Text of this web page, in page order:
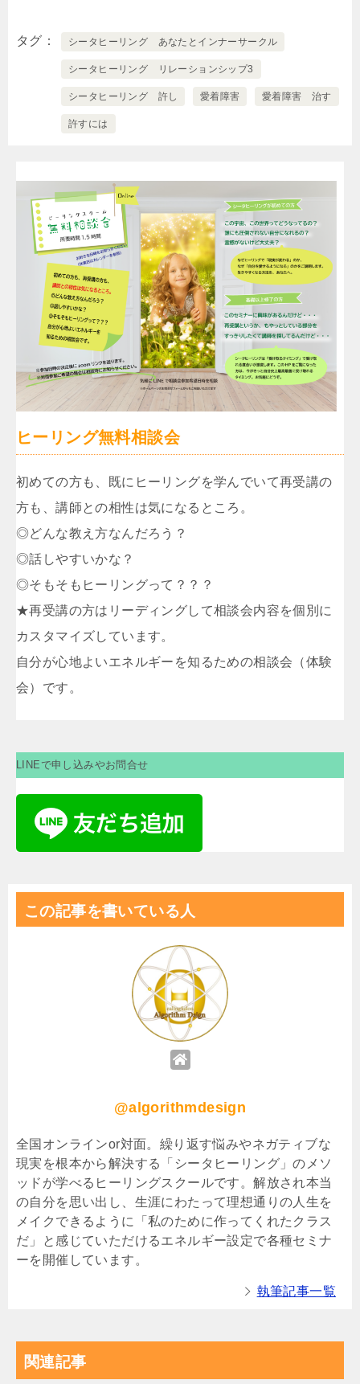
タグ シータヒーリング あなたとインナーサークル
シータヒーリング リレーションシップ3
シータヒーリング 許し 愛着障害 愛着障害 治す
許すには
ヒーリング無料相談会
初めての方も、既にヒーリングを学んでいて再受講の
方も、講師との相性は気になるところ。
◎どんな教え方なんだろう？
◎話しやすいかな？
◎そもそもヒーリングって？？？
★再受講の方はリーディングして相談会内容を個別に
カスタマイズしています。
自分が心地よいエネルギーを知るための相談会（体験
会）です。
LINEで申し込みやお問合せ
この記事を書いている人
@algorithmdesign
全国オンラインor対面。繰り返す悩みやネガティブな
現実を根本から解決する「シータヒーリング」のメソ
ッドが学べるヒーリングスクールです。解放され本当
の自分を思い出し、生涯にわたって理想通りの人生を
メイクできるように「私のために作ってくれたクラス
だ」と感じていただけるエネルギー設定で各種セミナ
ーを開催しています。
執筆記事一覧
関連記事